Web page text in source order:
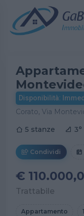
Disponibilità:
Corato, Via
5 stanze
3°
Condividi
€
Trattabile
Appartamento